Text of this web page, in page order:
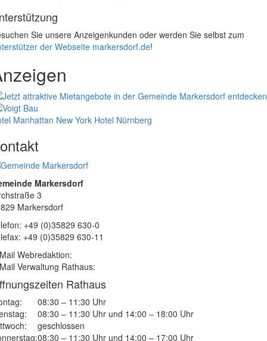
Sie unsere Anzeigenkunden oder werden Sie selbst zum
der Webseite markersdorf.de!
Manhattan New York Hotel Nürnberg
Markersdorf
3
Markersdorf
+49 (0)35829 630-0
+49 (0)35829 630-11
Webredaktion:
Verwaltung Rathaus:
Rathaus
08:30 – 11:30 Uhr
08:30 – 11:30 Uhr und 14:00 – 18:00 Uhr
geschlossen
08:30 – 11:30 Uhr und 14:00 – 17:00 Uhr